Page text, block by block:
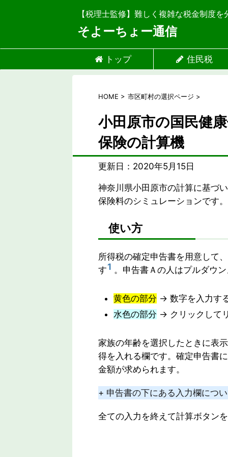
【税理士監修】難しく複雑な税金制度
そよーちょー通信
トップ 住民税
HOME > 市区町村の選択ページ >
小田原市の国民健
保険の計算機
更新日： 2020年5月15日
神奈川県小田原市の計算に基づ
保険料のシミュレーションです。
使い方
所得税の確定申告書を用意して
す1 。申告書Ａの人はプルダウ
黄色の部分 → 数字を入力す
水色の部分 → クリックして
家族の年齢を選択したときに表
得を入れる欄です。確定申告書
金額が求められます。
+ 申告書の下にある入力欄につ
全ての入力を終えて計算ボタン